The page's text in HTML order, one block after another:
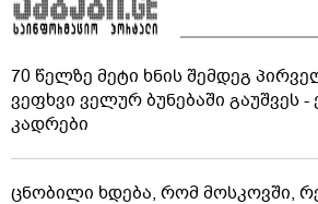
70 წელზე მეტი ხნის შემდეგ
ვეფხვი ველურ ბუნებაში გაუშვეს -
კადრები
ცნობილი ხდება, რომ მოსკოვში,